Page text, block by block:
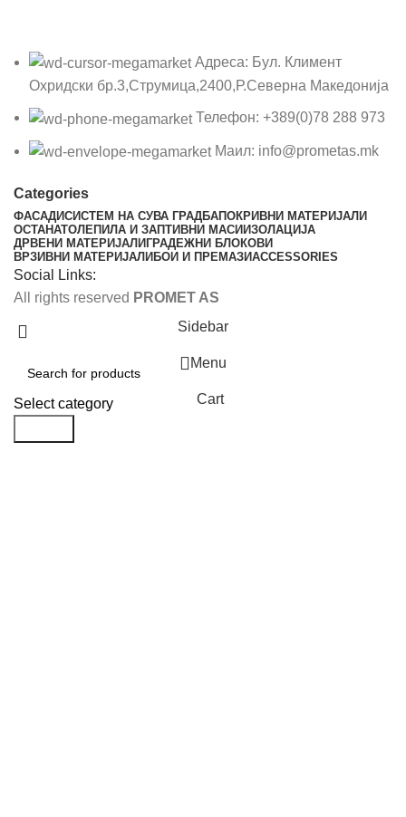
Адреса: Бул. Климент
Охридски бр.3,Струмица,2400,Р.Северна Македонија
Телефон: +389(0)78 288 973
Маил: info@prometas.mk
Categories
ФАСАДИСИСТЕМ НА СУВА ГРАДБАПОКРИВНИ МАТЕРИЈАЛИ
ОСТАНАТОЛЕПИЛА И ЗАПТИВНИ МАСИ ИЗОЛАЦИЈА
ДРВЕНИ МАТЕРИЈАЛИ ГРАДЕЖНИ БЛОКОВИ
ВРЗИВНИ МАТЕРИЈАЛИ БОИ И ПРЕМАЗИACCESSORIES
Social Links:
All rights reserved PROMET AS
Select category
Sidebar
Menu
Cart